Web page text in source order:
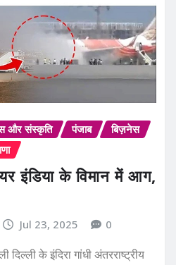
और संस्कृति पंजाब
बिज़नेस
इंडिया के विमान में आग,
Jul 23, 2025 0
के इंदिरा गांधी अंतरराष्ट्रीय